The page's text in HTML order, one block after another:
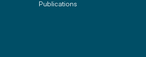
Publications